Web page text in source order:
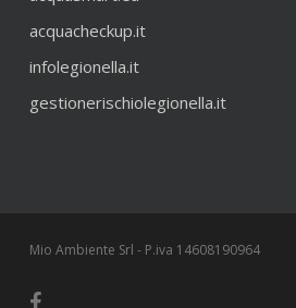
acquacheckup.it
infolegionella.it
gestionerischiolegionella.it
Mio Ambiente Srl - P.iva 14608190964
facebook